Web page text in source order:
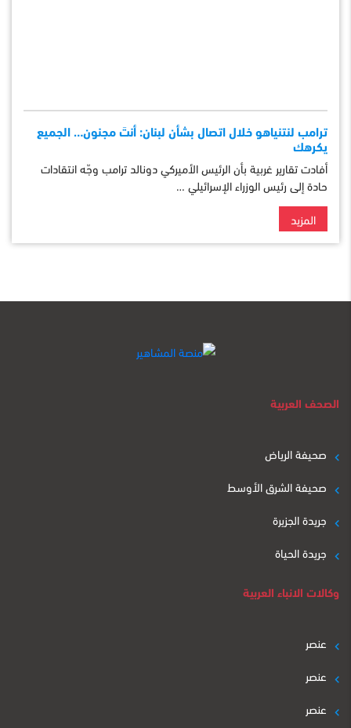
ترامب لنتنياهو خلال اتصال بشأن لبنان: أنتَ مجنون… الجميع
يكرهك
أفادت تقارير غربية بأن الرئيس الأميركي دونالد ترامب وجّه انتقادات
حادة إلى رئيس الوزراء الإسرائيلي …
المزيد
الصحف العربية
صحيفة الرياض
صحيفة الشرق الأوسط
جريدة الجزيرة
جريدة الحياة
وكالات الانباء العربية
عنصر
عنصر
عنصر